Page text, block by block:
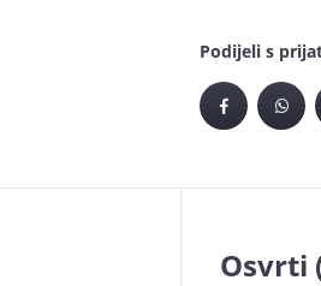
Podijeli s
Osvrti